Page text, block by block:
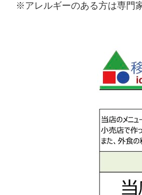
※アレルギーのある方は専門